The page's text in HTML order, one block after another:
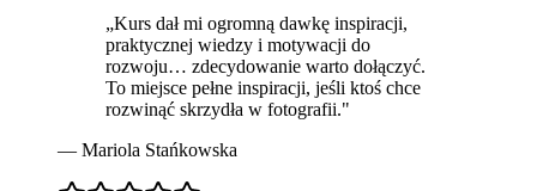
„Kurs dał mi ogromną dawkę inspiracji,
praktycznej wiedzy i motywacji do
rozwoju… zdecydowanie warto dołączyć.
To miejsce pełne inspiracji, jeśli ktoś chce
rozwinąć skrzydła w fotografii."
— Mariola Stańkowska